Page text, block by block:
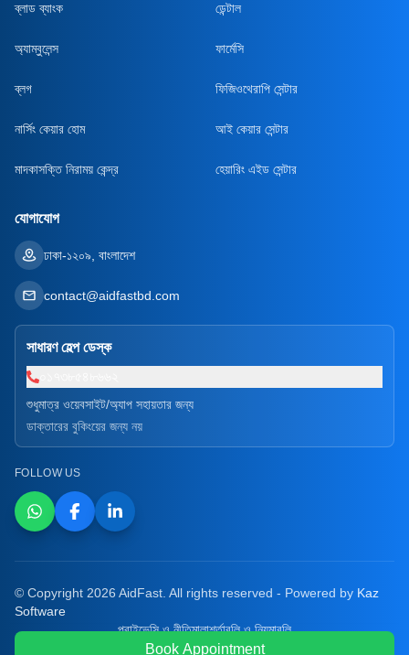
Book Appointment
ব্লাড ব্যাংক ডেন্টাল
অ্যাম্বুলেন্স ফার্মেসি
ব্লগ ফিজিওথেরাপি সেন্টার
নার্সিং কেয়ার হোম আই কেয়ার সেন্টার
মাদকাসক্তি নিরাময় কেন্দ্র হেয়ারিং এইড সেন্টার
যোগাযোগ
ঢাকা-১২০৯, বাংলাদেশ
contact@aidfastbd.com
সাধারণ হেল্প ডেস্ক
শুধুমাত্র ওয়েবসাইট/অ্যাপ সহায়তার জন্য
ডাক্তারের বুকিংয়ের জন্য নয়
FOLLOW US
© Copyright 2026 AidFast. All rights reserved - Powered by Kaz
Software
প্রাইভেসি ও নীতিমালাশর্তাবলি ও নিয়মাবলি